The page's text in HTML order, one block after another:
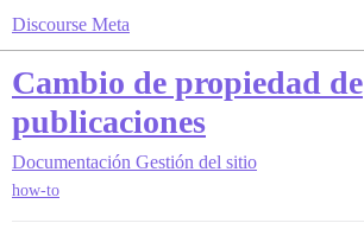
Discourse Meta
Cambio de propiedad de
publicaciones
Documentación Gestión del sitio
how-to